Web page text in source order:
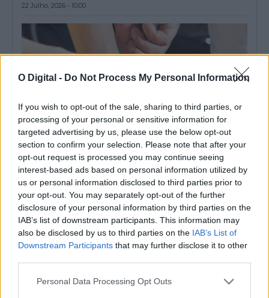
O Digital - Do Not Process My Personal Information
If you wish to opt-out of the sale, sharing to third parties, or
processing of your personal or sensitive information for
targeted advertising by us, please use the below opt-out
section to confirm your selection. Please note that after your
opt-out request is processed you may continue seeing
interest-based ads based on personal information utilized by
us or personal information disclosed to third parties prior to
your opt-out. You may separately opt-out of the further
disclosure of your personal information by third parties on the
IAB’s list of downstream participants. This information may
also be disclosed by us to third parties on the IAB’s List of
Downstream Participants that may further disclose it to other
Personal Data Processing Opt Outs
22 Julho, 2026 - 10:00
Homem extraditado da Alemanha por suspeita de tentativa de
homicídio em Aljustrel
Um homem de 53 anos foi extraditado da Alemanha para
Portugal por suspeita da...
21 Julho, 2026 - 16:52